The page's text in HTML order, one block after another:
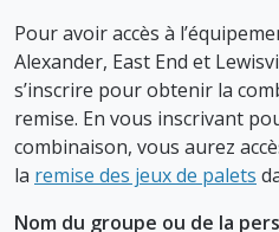
Pour avoir accès à
Alexander, East End et
s’inscrire pour obtenir la
remise. En vous inscrivant
combinaison, vous aurez
la remise des jeux de palets
Nom du groupe ou de la